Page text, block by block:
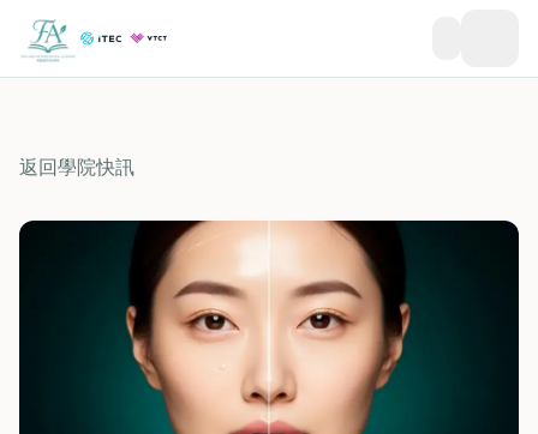
返回學院快訊